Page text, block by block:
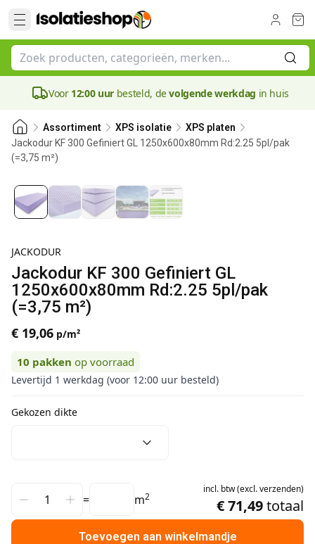
Voor 12:00 uur besteld, devolgende werkdag in huis
Assortiment XPS isolatie
XPS platen
Jackodur KF 300 Gefiniert GL 1250x600x80mm Rd:2.25 5pl/pak
(=3,75 m²)
JACKODUR
Jackodur KF 300 Gefiniert GL
1250x600x80mm Rd:2.25 5pl/pak
(=3,75 m²)
€ 19,06 p/m²
10 pakken op voorraad
Levertijd 1 werkdag (voor 12:00 uur besteld)
Gekozen dikte
= m2
incl. btw(excl.verzenden)
€ 71,49totaal
Toevoegen aan winkelmandje